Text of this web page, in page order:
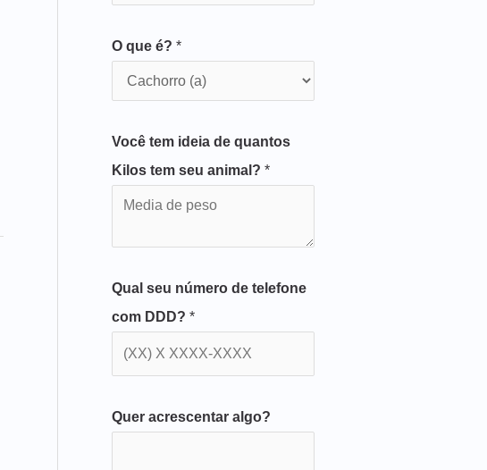
O que é? *
Você tem ideia de quantos
Kilos tem seu animal? *
Qual seu número de telefone
com DDD? *
Quer acrescentar algo?